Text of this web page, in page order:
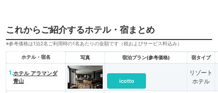
これからご紹介するホテル・宿まとめ
※参考価格は1泊2名ご利用時の1名あたりの金額です（税およびサービス料込み）
ホテル・宿名 写真 宿泊プラン(参考価格) 宿タイプ
1.ホテル アラマンダ
青山
icotto
リゾート
ホテル